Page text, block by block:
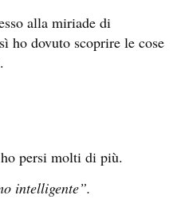
alla miriade di
ho dovuto scoprire le cose
persi molti di più.
intelligente”.